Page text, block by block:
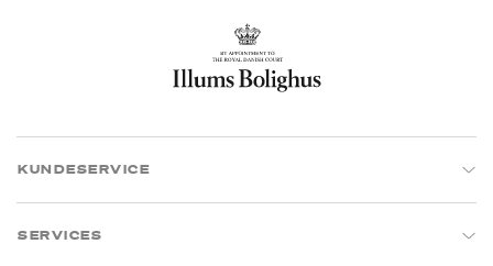
KUNDESERVICE
SERVICES